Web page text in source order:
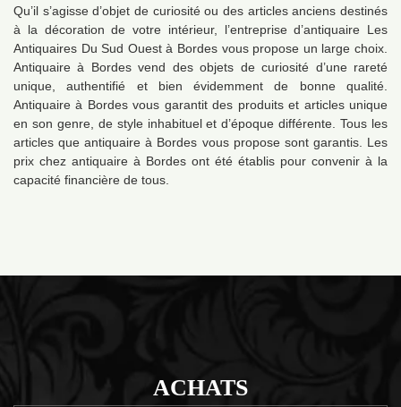
Qu’il s’agisse d’objet de curiosité ou des articles anciens destinés
à la décoration de votre intérieur, l’entreprise d’antiquaire Les
Antiquaires Du Sud Ouest à Bordes vous propose un large choix.
Antiquaire à Bordes vend des objets de curiosité d’une rareté
unique, authentifié et bien évidemment de bonne qualité.
Antiquaire à Bordes vous garantit des produits et articles unique
en son genre, de style inhabituel et d’époque différente. Tous les
articles que antiquaire à Bordes vous propose sont garantis. Les
prix chez antiquaire à Bordes ont été établis pour convenir à la
capacité financière de tous.
ACHATS